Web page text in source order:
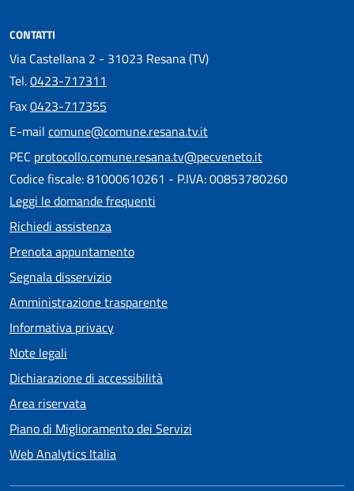
CONTATTI
Via Castellana 2 - 31023 Resana (TV)
Tel.0423-717311
Fax0423-717355
E-mail comune@comune.resana.tv.it
PEC protocollo.comune.resana.tv@pecveneto.it
Codice fiscale: 81000610261 - P.IVA: 00853780260
Leggi le domande frequenti
Richiedi assistenza
Prenota appuntamento
Segnala disservizio
Amministrazione trasparente
Informativa privacy
Note legali
Dichiarazione di accessibilità
Area riservata
Piano di Miglioramento dei Servizi
Web Analytics Italia